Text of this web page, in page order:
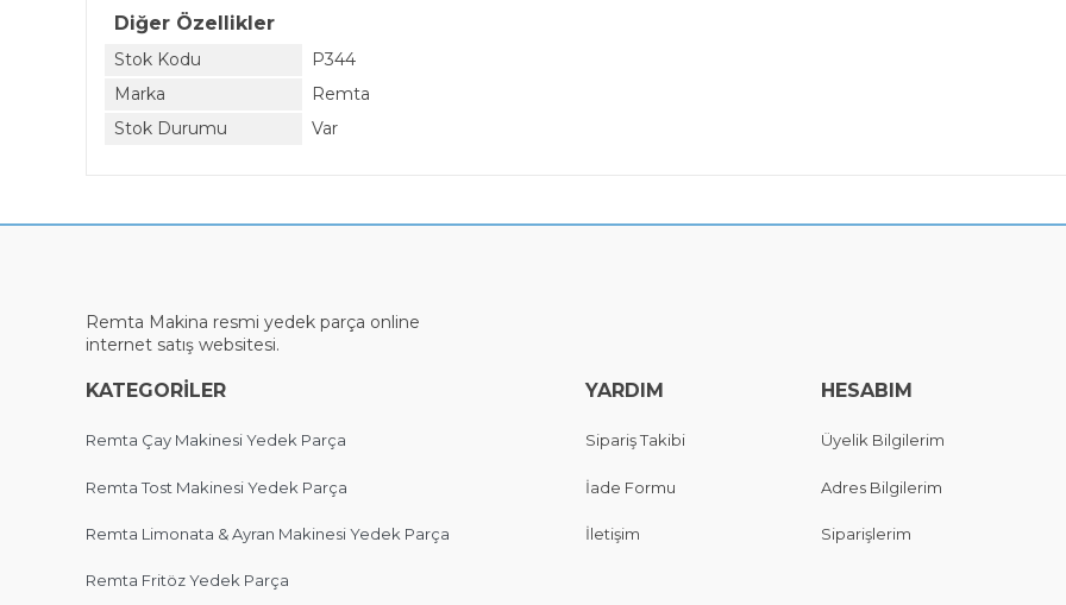
Diğer Özellikler
Stok Kodu
P344
Marka
Remta
Stok Durumu
Var
Remta Makina resmi yedek parça online
internet satış websitesi.
KATEGORİLER
Remta Çay Makinesi Yedek Parça
Remta Tost Makinesi Yedek Parça
Remta Limonata & Ayran Makinesi Yedek Parça
Remta Fritöz Yedek Parça
YARDIM
Sipariş Takibi
İade Formu
İletişim
HESABIM
Üyelik Bilgilerim
Adres Bilgilerim
Siparişlerim